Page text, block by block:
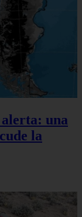
una
la